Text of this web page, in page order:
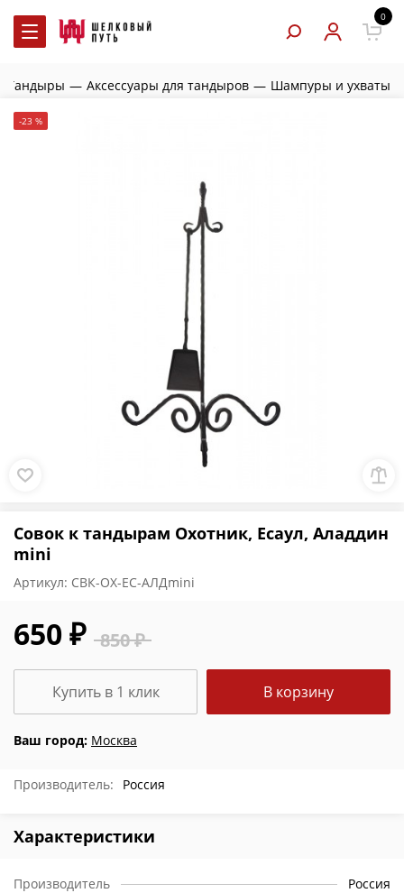
0
Тандыры — Аксессуары для тандыров — Шампуры и ухваты
-23 %
Совок к тандырам Охотник, Есаул, Аладдин
mini
Артикул: СВК-ОХ-ЕС-АЛДmini
850 ₽
650 ₽
Ваш город: Москва
В корзину
Купить в 1 клик
Производитель: Россия
Характеристики
Производитель
Россия